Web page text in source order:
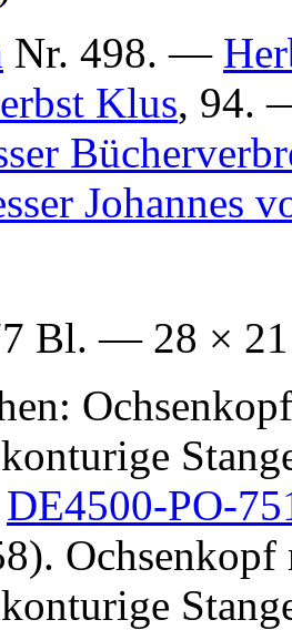
Nr. 498. —
Klus, 94.
Johannes
Bl. — 28 ×
DE4500-PO-